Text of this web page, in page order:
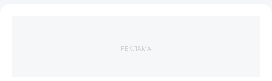
РЕКЛАМА